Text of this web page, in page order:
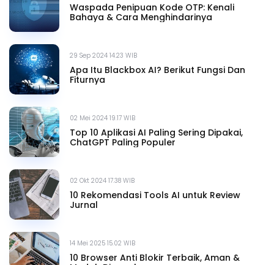
Waspada Penipuan Kode OTP: Kenali
Bahaya & Cara Menghindarinya
29 Sep 2024 14.23 WIB
Apa Itu Blackbox AI? Berikut Fungsi Dan
Fiturnya
02 Mei 2024 19.17 WIB
Top 10 Aplikasi AI Paling Sering Dipakai,
ChatGPT Paling Populer
02 Okt 2024 17.38 WIB
10 Rekomendasi Tools AI untuk Review
Jurnal
14 Mei 2025 15.02 WIB
10 Browser Anti Blokir Terbaik, Aman &